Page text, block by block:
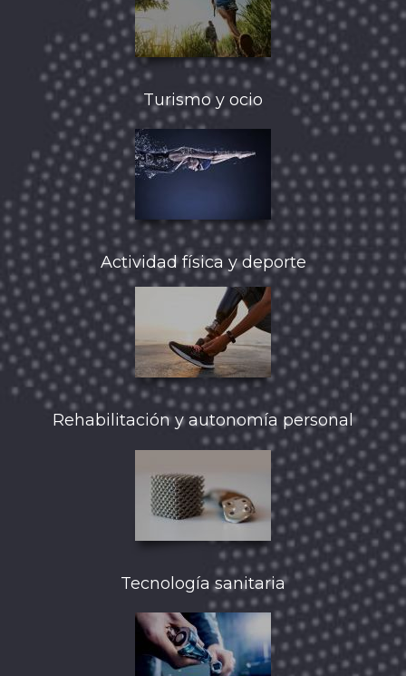
Turismo y ocio
Actividad física y deporte
Rehabilitación y autonomía personal
Tecnología sanitaria